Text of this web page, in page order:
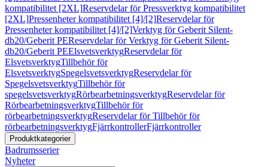
kompatibilitet [2XL]Reservdelar för Pressverktyg kompatibilitet
[2XL]Pressenheter kompatibilitet [4]/[2]Reservdelar för
Pressenheter kompatibilitet [4]/[2]Verktyg för Geberit Silent-
db20/Geberit PEReservdelar för Verktyg för Geberit Silent-
db20/Geberit PEElsvetsverktygReservdelar för
ElsvetsverktygTillbehör för
ElsvetsverktygSpegelsvetsverktygReservdelar för
SpegelsvetsverktygTillbehör för
spegelsvetsverktygRörbearbetningsverktygReservdelar för
RörbearbetningsverktygTillbehör för
rörbearbetningsverktygReservdelar för Tillbehör för
rörbearbetningsverktygFjärrkontrollerFjärrkontroller
Produktkategorier
Badrumsserier
Nyheter